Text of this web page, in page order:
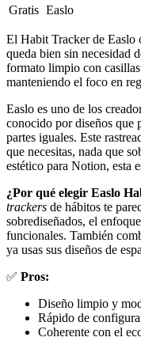
Gratis Easlo
El Habit Tracker de Easlo
queda bien sin necesidad
formato limpio con
manteniendo el foco en
Easlo es uno de los
conocido por diseños que
partes iguales. Este
que necesitas, nada que
estético para Notion, esta
¿Por qué elegir Easlo
trackers de hábitos te
sobrediseñados, el
funcionales. También
ya usas sus diseños de
✅ Pros:
Diseño limpio y
Rápido de
Coherente con el